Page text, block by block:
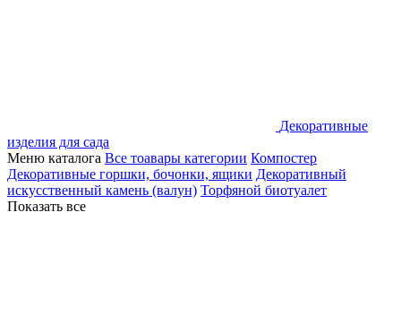
Декоративные
изделия для сада
Меню каталога Все тоавары категории Компостер
Декоративные горшки, бочонки, ящики Декоративный
искусственный камень (валун) Торфяной биотуалет
Показать все